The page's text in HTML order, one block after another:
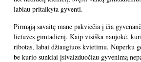
labiau pritaikyta gyventi.
Pirmąją savaitę mane pakviečia į čia
lietuvės gimtadienį. Kaip visiška naujokė,
ribotas, labai džiaugiuos kvietimu. Nuperku
be kurio sunkiai įsivaizduočiau gyvenimą